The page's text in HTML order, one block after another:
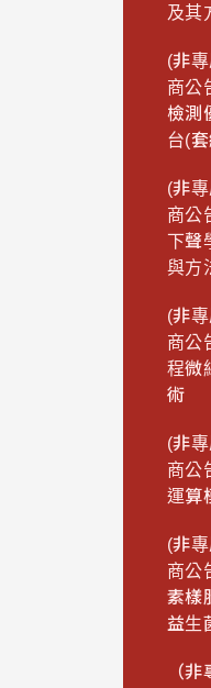
及其
(非
商公
檢測
台(
(非
商公
下聲
與方
(非
商公
程微
術
(非
商公
運算
(非
商公
素樣
益生
（